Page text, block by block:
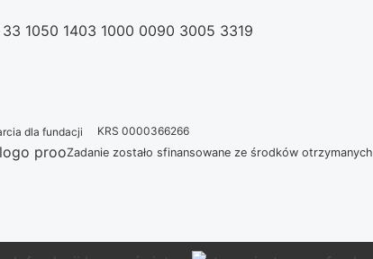
33 1050 1403 1000 0090 3005 3319
KRS 0000366266
Zadanie zostało sfinansowane ze środków